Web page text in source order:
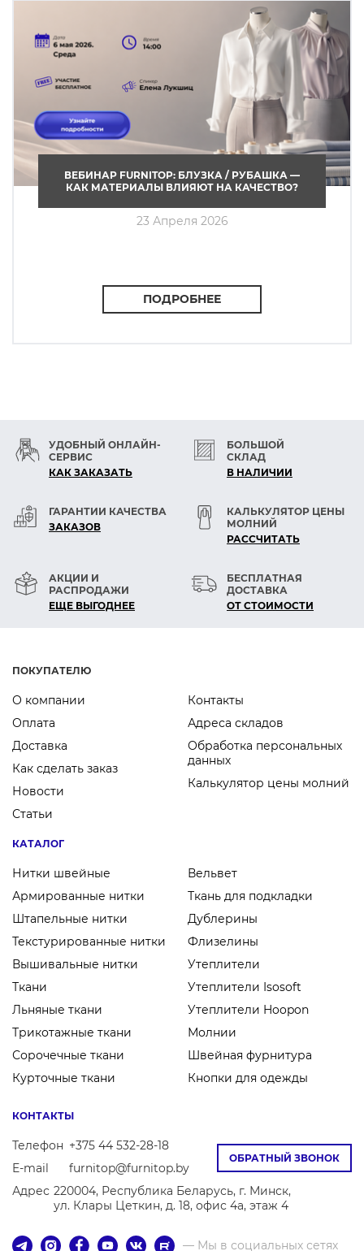
ВЕБИНАР FURNITOP: БЛУЗКА / РУБАШКА —
КАК МАТЕРИАЛЫ ВЛИЯЮТ НА КАЧЕСТВО?
23 Апреля 2026
ПОДРОБНЕЕ
УДОБНЫЙ ОНЛАЙН-
СЕРВИС
КАК ЗАКАЗАТЬ
БОЛЬШОЙ
СКЛАД
В НАЛИЧИИ
ГАРАНТИИ КАЧЕСТВА
ЗАКАЗОВ
КАЛЬКУЛЯТОР ЦЕНЫ
МОЛНИЙ
РАСCЧИТАТЬ
АКЦИИ И
РАСПРОДАЖИ
ЕЩЕ ВЫГОДНЕЕ
БЕСПЛАТНАЯ
ДОСТАВКА
ОТ СТОИМОСТИ
ПОКУПАТЕЛЮ
О компании
Оплата
Доставка
Как сделать заказ
Новости
Статьи
Контакты
Адреса складов
Обработка персональных
данных
Калькулятор цены молний
КАТАЛОГ
Нитки швейные
Армированные нитки
Штапельные нитки
Текстурированные нитки
Вышивальные нитки
Ткани
Льняные ткани
Трикотажные ткани
Сорочечные ткани
Курточные ткани
Вельвет
Ткань для подкладки
Дублерины
Флизелины
Утеплители
Утеплители Isosoft
Утеплители Hoopon
Молнии
Швейная фурнитура
Кнопки для одежды
ОБРАТНЫЙ ЗВОНОК
КОНТАКТЫ
Телефон +375 44 532-28-18
E-mail
furnitop@furnitop.by
Адрес 220004, Республика Беларусь, г. Минск,
ул. Клары Цеткин, д. 18, офис 4а, этаж 4
— Мы в социальных сетях